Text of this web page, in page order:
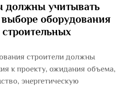
должны учитывать
оборудования
строители должны
к проекту, ожидания объема,
энергетическую